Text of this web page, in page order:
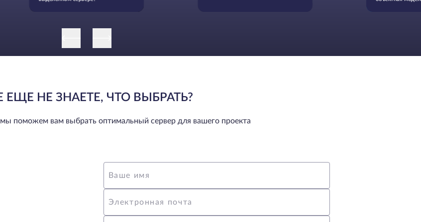
ЕЩЕ НЕ ЗНАЕТЕ, ЧТО ВЫБРАТЬ?
поможем вам выбрать оптимальный сервер для вашего проекта
Ваше имя
Электронная почта